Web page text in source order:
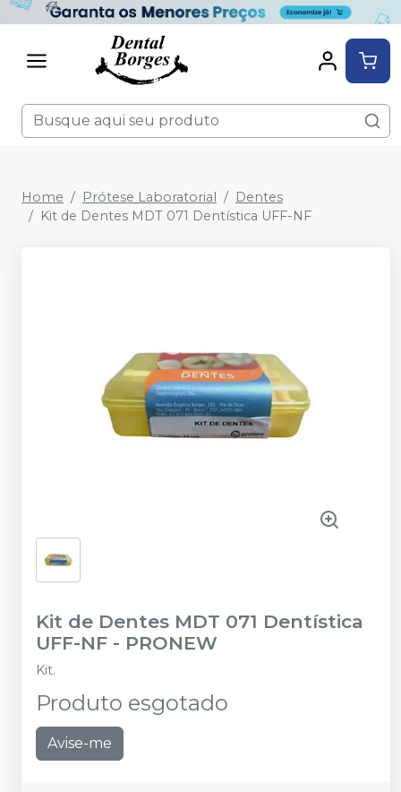
Home Prótese Laboratorial
Dentes
Kit de Dentes MDT 071 Dentística UFF-NF
Kit de Dentes MDT 071 Dentística
UFF-NF - PRONEW
Kit.
Produto esgotado
Avise-me